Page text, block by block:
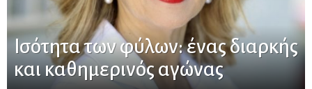
Ισότητα των φύλων: ένας διαρκής
και καθημερινός αγώνας